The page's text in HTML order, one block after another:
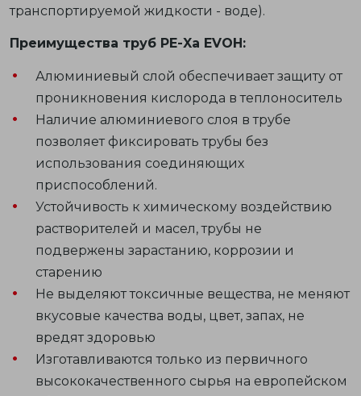
транспортируемой жидкости - воде).
Преимущества труб PE-Xa EVOH:
Алюминиевый слой обеспечивает защиту от
проникновения кислорода в теплоноситель
Наличие алюминиевого слоя в трубе
позволяет фиксировать трубы без
использования соединяющих
приспособлений.
Устойчивость к химическому воздействию
растворителей и масел, трубы не
подвержены зарастанию, коррозии и
старению
Не выделяют токсичные вещества, не меняют
вкусовые качества воды, цвет, запах, не
вредят здоровью
Изготавливаются только из первичного
высококачественного сырья на европейском